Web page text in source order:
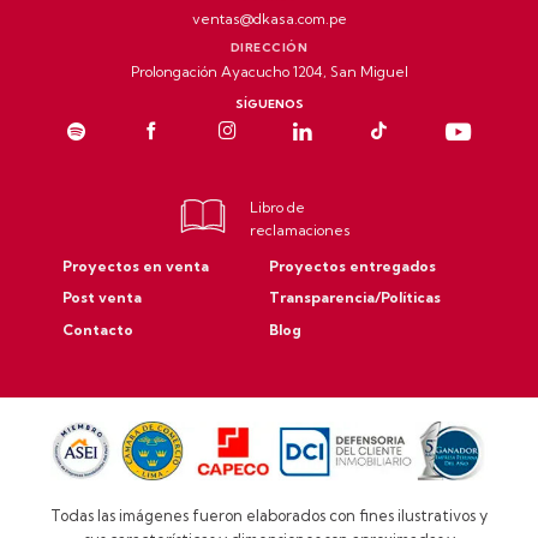
ventas@dkasa.com.pe
DIRECCIÓN
Prolongación Ayacucho 1204, San Miguel
SÍGUENOS
Libro de
reclamaciones
Proyectos en venta
Proyectos entregados
Post venta
Transparencia/Políticas
Contacto
Blog
Todas las imágenes fueron elaborados con fines ilustrativos y